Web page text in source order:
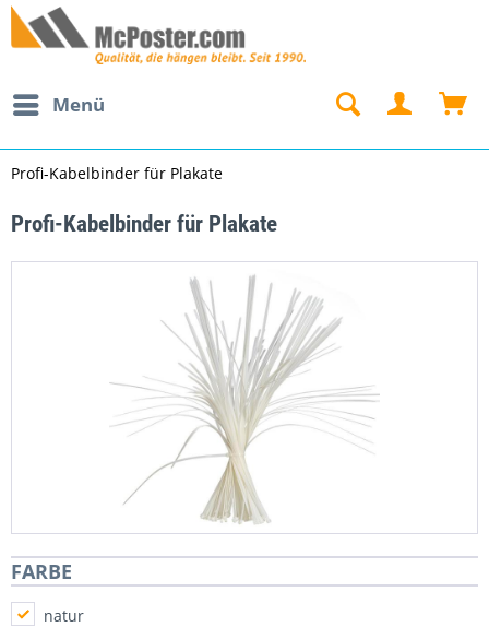
Menü
Profi-Kabelbinder für Plakate
Profi-Kabelbinder für Plakate
FARBE
natur